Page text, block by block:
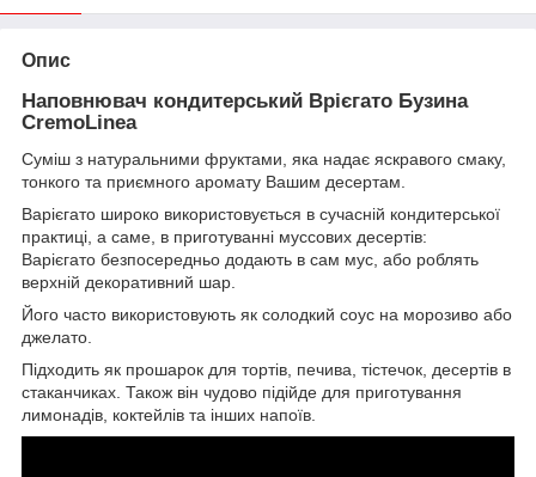
Опис
Наповнювач кондитерський Врієгато Бузина
CremoLinea
Суміш з натуральними фруктами, яка надає яскравого смаку,
тонкого та приємного аромату Вашим десертам.
Варієгато широко використовується в сучасній кондитерської
практиці, а саме, в приготуванні муссових десертів:
Варієгато безпосередньо додають в сам мус, або роблять
верхній декоративний шар.
Його часто використовують як солодкий соус на морозиво або
джелато.
Підходить як прошарок для тортів, печива, тістечок, десертів в
стаканчиках. Також він чудово підійде для приготування
лимонадів, коктейлів та інших напоїв.